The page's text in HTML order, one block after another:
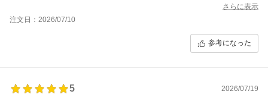
さらに表示
注文日：2026/07/10
参考になった
5
2026/07/19